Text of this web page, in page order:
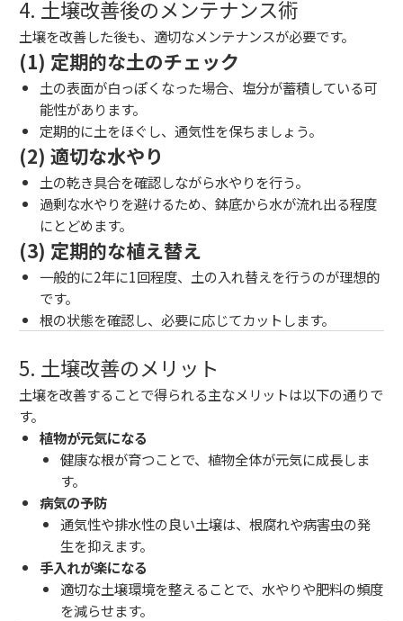
4. 土壌改善後のメンテナンス術
土壌を改善した後も、適切なメンテナンスが必要です。
(1) 定期的な土のチェック
土の表面が白っぽくなった場合、塩分が蓄積している可
能性があります。
定期的に土をほぐし、通気性を保ちましょう。
(2) 適切な水やり
土の乾き具合を確認しながら水やりを行う。
過剰な水やりを避けるため、鉢底から水が流れ出る程度
にとどめます。
(3) 定期的な植え替え
一般的に2年に1回程度、土の入れ替えを行うのが理想的
です。
根の状態を確認し、必要に応じてカットします。
5. 土壌改善のメリット
土壌を改善することで得られる主なメリットは以下の通りで
す。
植物が元気になる
健康な根が育つことで、植物全体が元気に成長しま
す。
病気の予防
通気性や排水性の良い土壌は、根腐れや病害虫の発
生を抑えます。
手入れが楽になる
適切な土壌環境を整えることで、水やりや肥料の頻度
を減らせます。